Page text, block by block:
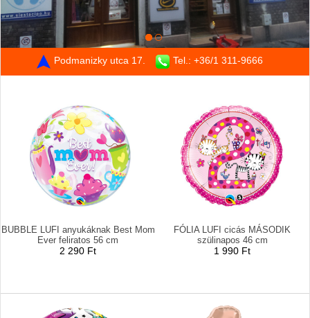
Podmanizky utca 17. Tel.: +36/1 311-9666
BUBBLE LUFI anyukáknak Best Mom
Ever feliratos 56 cm
2 290 Ft
FÓLIA LUFI cicás MÁSODIK
szülinapos 46 cm
1 990 Ft